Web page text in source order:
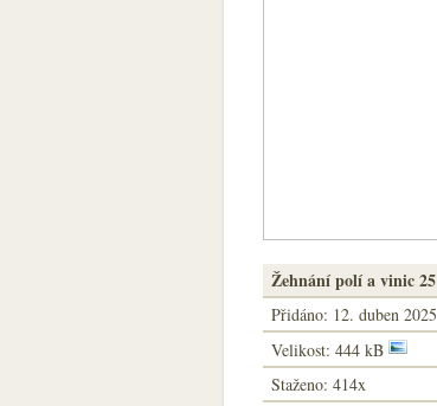
Žehnání polí a vinic 25
Přidáno: 12. duben 2025
Velikost: 444 kB
Staženo: 414x